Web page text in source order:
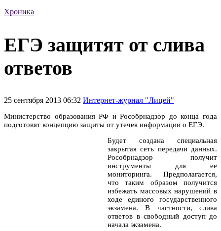
Хроника
ЕГЭ защитят от слива
ответов
25 сентября 2013 06:32 Интернет-журнал "Лицей"
Министерство образования РФ и Рособрнадзор до конца года
подготовят концепцию защиты от утечек информации о ЕГЭ.
Будет создана специальная
закрытая сеть передачи данных.
Рособрнадзор получит
инструменты для ее
мониторинга. Предполагается,
что таким образом получится
избежать массовых нарушений в
ходе единого государственного
экзамена. В частности, слива
ответов в свободный доступ до
начала экзамена.